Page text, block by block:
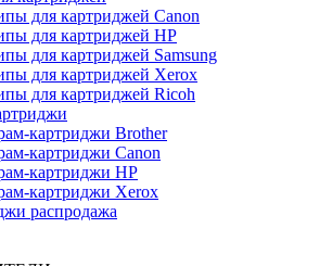
для картриджей Canon
для картриджей HP
для картриджей Samsung
для картриджей Xerox
для картриджей Ricoh
картриджи Brother
картриджи Canon
картриджи HP
картриджи Xerox
распродажа